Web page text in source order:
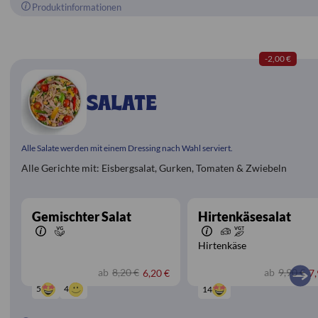
Produktinformationen
-2,00 €
SALATE
Alle Salate werden mit einem Dressing nach Wahl serviert.
Alle Gerichte mit: Eisbergsalat, Gurken, Tomaten & Zwiebeln
Gemischter Salat
ab 8,20 € 6,20 €
5 4
Hirtenkäsesalat
Hirtenkäse
ab 9,90 €
14